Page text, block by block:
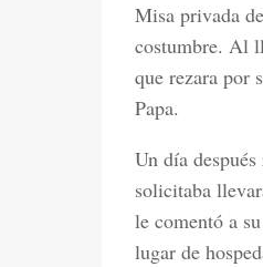
Misa privada
costumbre. Al
que rezara por
Papa.
Un día
solicitaba
le comentó a
lugar de